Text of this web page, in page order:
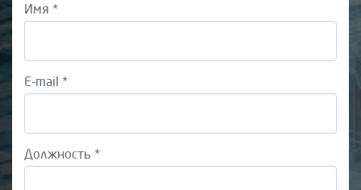
Имя *
E-mail *
Должность *